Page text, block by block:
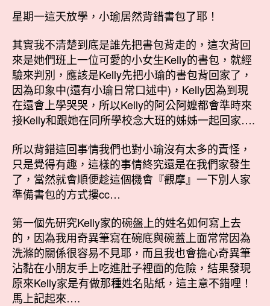
期
中
星期一這天放學，小瑜居然背錯書包了耶！
其實我不清楚到底是誰先把書包背走的，這次背回
來是她們班上一位可愛的小女生Kelly的書包，就經
驗來判別，應該是Kelly先把小瑜的書包背回家了，
因為印象中(還有小瑜日常口述中)，Kelly因為到現
在還會上學哭哭，所以Kelly的阿公阿嬤都會準時來
接Kelly和跟她在同所學校念大班的姊姊一起回家….
所以背錯這回事情我們也對小瑜沒有太多的責怪，
只是覺得有趣，這樣的事情終究還是在我們家發生
了，當然就會順便趁這個機會『觀摩』一下別人家
準備書包的方式摟cc…
第一個先研究Kelly家的碗盤上的姓名如何寫上去
的，因為我用奇異筆寫在碗底與碗蓋上面常常因為
洗滌的關係很容易不見耶，而且我也會擔心奇異筆
沾黏在小朋友手上吃進肚子裡面的危險，結果發現
原來Kelly家是有做那種姓名貼紙，這主意不錯哩！
馬上記起來….